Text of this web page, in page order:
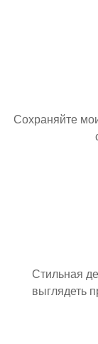
Сохраняйте
Стильная
выглядеть